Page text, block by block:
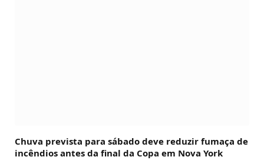
Chuva prevista para sábado deve reduzir fumaça de
incêndios antes da final da Copa em Nova York